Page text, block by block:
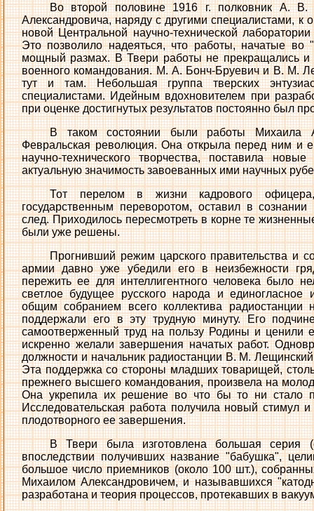
Во второй половине 1916 г. полковник А.
Александровича, наряду с другими специалистами, к
новой Центральной научно-технической
Это позволило надеяться, что работы, начатые во
мощный размах. В Твери работы не прекращались и
военного командования. М. А. Бонч-Бруевич и В. М.
тут и там. Небольшая группа тверских
специалистами. Идейным вдохновителем при
при оценке достигнутых результатов постоянно был
В таком состоянии были работы Михаила
Февральская революция. Она открыла перед ним и
научно-технического творчества, поставила
актуальную значимость завоеванных ими научных
Тот перелом в жизни кадрового
государственным переворотом, оставил в
след. Приходилось пересмотреть в корне те
были уже решены.
Прогнивший режим царского правительства и
армии давно уже убедили его в неизбежности
пережить ее для интеллигентного человека было
светлое будущее русского народа и единогласное
общим собранием всего коллектива
поддержали его в эту трудную минуту. Его
самоотверженный труд на пользу Родины и ценили
искренно желали завершения начатых работ.
должности и начальник радиостанции В. М.
Эта поддержка со стороны младших товарищей,
прежнего высшего командования, произвела на
Она укрепила их решение во что бы то ни стало
Исследовательская работа получила новый стимул
плодотворного ее завершения.
В Твери была изготовлена большая серия
впоследствии получивших название "бабушка",
большое число приемников (около 100 шт.),
Михаилом Александровичем, и называвшихся
разработана и теория процессов, протекавших в